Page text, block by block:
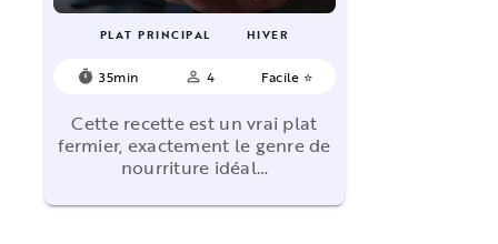
PLAT PRINCIPAL HIVER
timer 35min person_outline 4 Facile ⭐
Cette recette est un vrai plat
fermier, exactement le genre de
nourriture idéal…